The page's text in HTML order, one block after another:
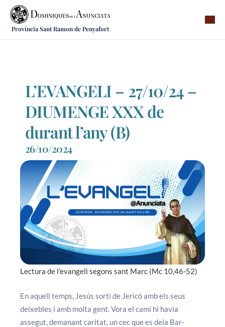
Província Sant Ramon de Penyafort
Qui som
Vocacions
Notícies
Recursos
Contacte
L’EVANGELI – 27/10/24 –
DIUMENGE XXX de
durant l’any (B)
26/10/2024
Lectura de l’evangeli segons sant Marc (Mc 10,46-52)
En aquell temps, Jesús sortí de Jericó amb els seus
deixebles i amb molta gent. Vora el camí hi havia
assegut, demanant caritat, un cec que es deia Bar-